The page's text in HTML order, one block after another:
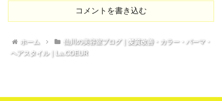
コメントを書き込む
ホーム
仙川の美容室ブログ｜髪質改善・カラー・パーマ・
ヘアスタイル｜La.COEUR